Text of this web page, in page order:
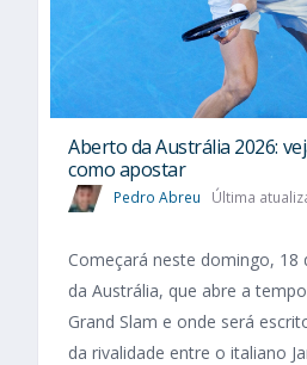
Aberto da Austrália 2026:
como apostar
Pedro Abreu Última
Começará neste domingo, 18
da Austrália, que abre a
Grand Slam e onde será
da rivalidade entre o italiano